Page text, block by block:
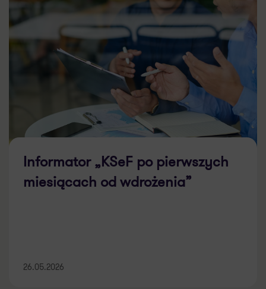
Informator „KSeF po pierwszych
miesiącach od wdrożenia”
26.05.2026